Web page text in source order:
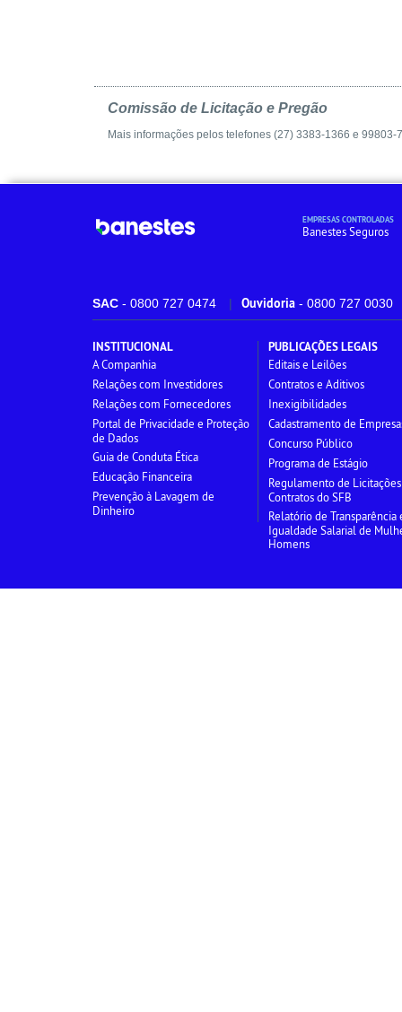
Comissão de Licitação e Pregão
Mais informações pelos telefones (27) 3383-1366 e 99803-
EMPRESAS CONTROLADAS
Banestes Seguros
SAC- 0800 727 0474 Ouvidoria- 0800 727 0030
INSTITUCIONAL
A Companhia
Relações com Investidores
Relações com Fornecedores
Portal de Privacidade e Proteção
de Dados
Guia de Conduta Ética
Educação Financeira
Prevenção à Lavagem de
Dinheiro
PUBLICAÇÕES LEGAIS
Editais e Leilões
Contratos e Aditivos
Inexigibilidades
Cadastramento de
Concurso Público
Programa de Estágio
Regulamento de
Contratos do SFB
Relatório de Transparência
Igualdade Salarial de
Homens